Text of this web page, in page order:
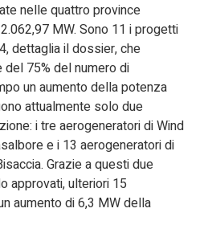
nelle quattro province
MW. Sono 11 i progetti
dettaglia il dossier, che
del 75% del numero di
un aumento della potenza
attualmente solo due
i tre aerogeneratori di Wind
e i 13 aerogeneratori di
Grazie a questi due
approvati, ulteriori 15
aumento di 6,3 MW della